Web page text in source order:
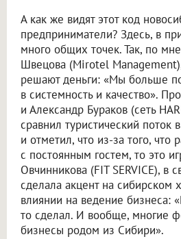
А как же видят этот код
предприниматели? Здесь, в
много общих точек. Так, по
Швецова (Mirotel
решают деньги: «Мы больше
в системность и качество».
и Александр Бураков (сеть
сравнил туристический поток
и отметил, что из-за того, что
с постоянным гостем, то это
Овчинникова (FIT SERVICE), в
сделала акцент на сибирском
влиянии на ведение бизнеса:
то сделал. И вообще, многие
бизнесы родом из Сибири».